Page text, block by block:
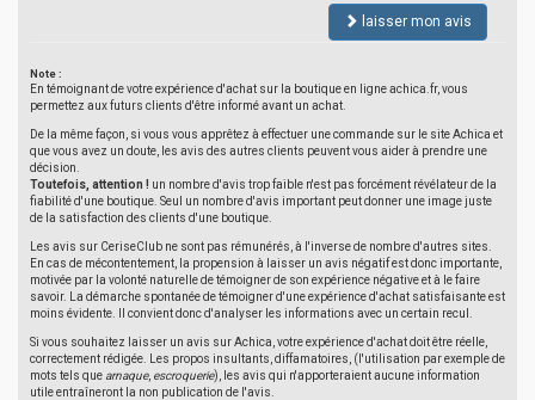
laisser mon avis
Note :
En témoignant de votre expérience d'achat sur la boutique en ligne achica.fr, vous
permettez aux futurs clients d'être informé avant un achat.
De la même façon, si vous vous apprêtez à effectuer une commande sur le site Achica et
que vous avez un doute, les avis des autres clients peuvent vous aider à prendre une
décision.
Toutefois, attention ! un nombre d'avis trop faible n'est pas forcément révélateur de la
fiabilité d'une boutique. Seul un nombre d'avis important peut donner une image juste
de la satisfaction des clients d'une boutique.
Les avis sur CeriseClub ne sont pas rémunérés, à l'inverse de nombre d'autres sites.
En cas de mécontentement, la propension à laisser un avis négatif est donc importante,
motivée par la volonté naturelle de témoigner de son expérience négative et à le faire
savoir. La démarche spontanée de témoigner d'une expérience d'achat satisfaisante est
moins évidente. Il convient donc d'analyser les informations avec un certain recul.
Si vous souhaitez laisser un avis sur Achica, votre expérience d'achat doit être réelle,
correctement rédigée. Les propos insultants, diffamatoires, (l'utilisation par exemple de
mots tels que arnaque, escroquerie), les avis qui n'apporteraient aucune information
utile entraîneront la non publication de l'avis.